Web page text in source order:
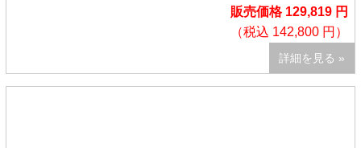
販売価格 129,819 円
（税込 142,800 円）
詳細を見る »